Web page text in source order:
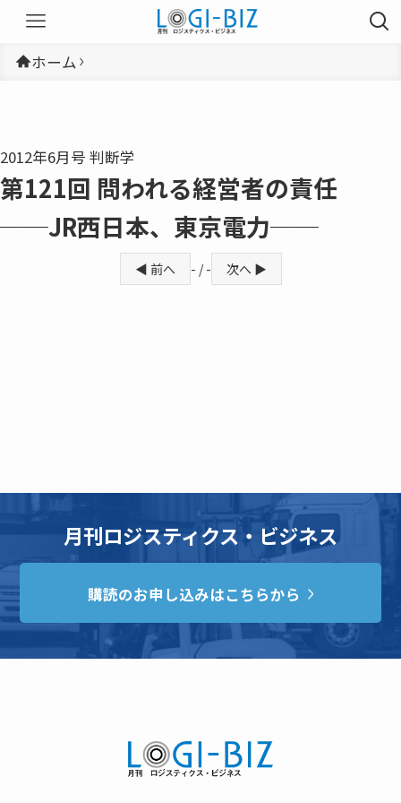
ホーム
2012年6月号 判断学
第121回 問われる経営者の責任
──JR西日本、東京電力──
◀ 前へ - / - 次へ ▶
月刊ロジスティクス・ビジネス
購読のお申し込みはこちらから